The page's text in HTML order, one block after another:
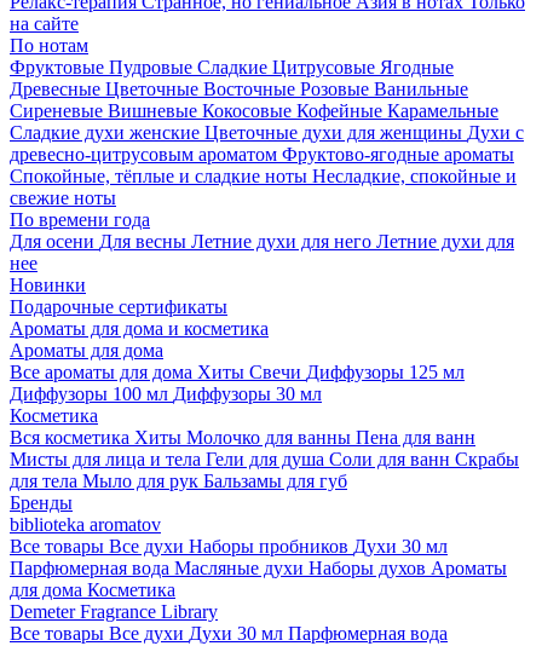
на сайте
По нотам
Фруктовые Пудровые Сладкие Цитрусовые Ягодные
Древесные Цветочные Восточные Розовые Ванильные
Сиреневые Вишневые Кокосовые Кофейные Карамельные
Сладкие духи женские Цветочные духи для женщины Духи с
древесно-цитрусовым ароматом Фруктово-ягодные ароматы
Спокойные, тёплые и сладкие ноты Несладкие, спокойные и
свежие ноты
По времени года
Для осени Для весны Летние духи для него Летние духи для
нее
Новинки
Подарочные сертификаты
Ароматы для дома и косметика
Ароматы для дома
Все ароматы для дома Хиты Свечи Диффузоры 125 мл
Диффузоры 100 мл Диффузоры 30 мл
Косметика
Вся косметика Хиты Молочко для ванны Пена для ванн
Мисты для лица и тела Гели для душа Соли для ванн Скрабы
для тела Мыло для рук Бальзамы для губ
Бренды
biblioteka aromatov
Все товары Все духи Наборы пробников Духи 30 мл
Парфюмерная вода Масляные духи Наборы духов Ароматы
для дома Косметика
Demeter Fragrance Library
Все товары Все духи Духи 30 мл Парфюмерная вода